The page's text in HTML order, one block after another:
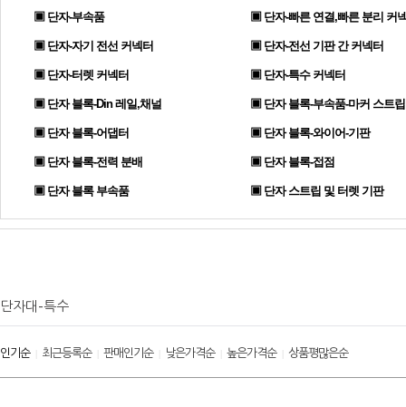
▣ 단자-부속품 ▣ 단자-빠른 연결,빠른 분리 커
▣ 단자-자기 전선 커넥터 ▣ 단자-전선 기판 간 커넥터
▣ 단자-터렛 커넥터 ▣ 단자-특수 커넥터
▣ 단자 블록-Din 레일,채널 ▣ 단자 블록-부속품-마커 스트립
▣ 단자 블록-어댑터 ▣ 단자 블록-와이어-기판
▣ 단자 블록-전력 분배 ▣ 단자 블록-접점
▣ 단자 블록 부속품 ▣ 단자 스트립 및 터렛 기판
단자대-특수
인기순| 최근등록순| 판매인기순| 낮은가격순| 높은가격순| 상품평많은순